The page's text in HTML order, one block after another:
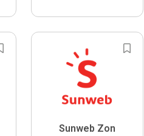
Sunweb Zon